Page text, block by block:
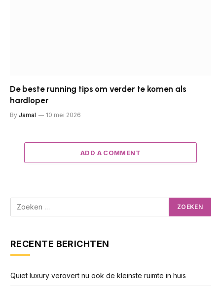
De beste running tips om verder te komen als
hardloper
By Jamal 10 mei 2026
ADD A COMMENT
RECENTE BERICHTEN
Quiet luxury verovert nu ook de kleinste ruimte in huis